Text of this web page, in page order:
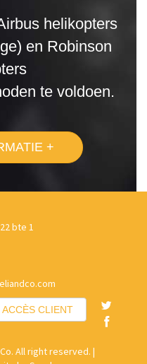
helikopters
en Robinson
te voldoen.
+
bte 1
ACCÈS CLIENT
All right reserved. |